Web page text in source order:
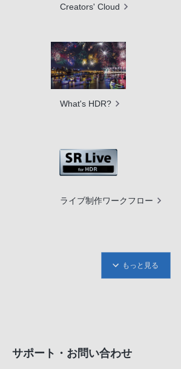
Creators' Cloud
What's HDR?
ライブ制作ワークフロー
もっと見る
サポート・お問い合わせ